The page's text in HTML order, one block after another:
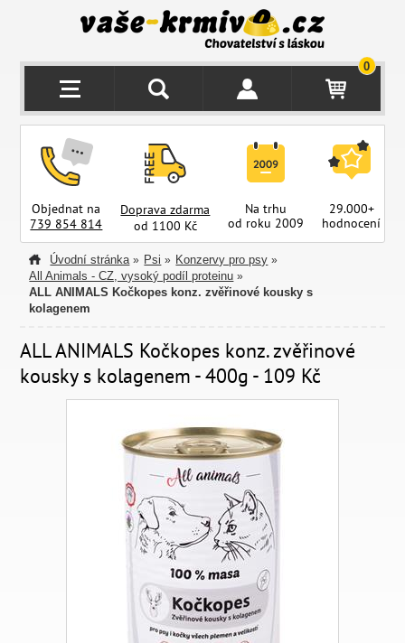
0
Objednat na
739 854 814
Doprava zdarma
od 1100 Kč
Na trhu
od roku 2009
29.000+
hodnocení
Úvodní stránka » Psi » Konzervy pro psy »
All Animals - CZ, vysoký podíl proteinu »
ALL ANIMALS Kočkopes konz. zvěřinové kousky s
kolagenem
ALL ANIMALS Kočkopes konz. zvěřinové
kousky s kolagenem - 400g - 109 Kč